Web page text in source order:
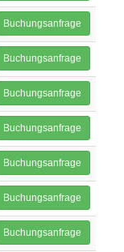
Buchungsanfrage
Buchungsanfrage
Buchungsanfrage
Buchungsanfrage
Buchungsanfrage
Buchungsanfrage
Buchungsanfrage